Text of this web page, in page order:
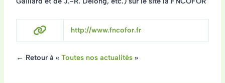
http://www.fncofor.fr
← Retour à « Toutes nos actualités»